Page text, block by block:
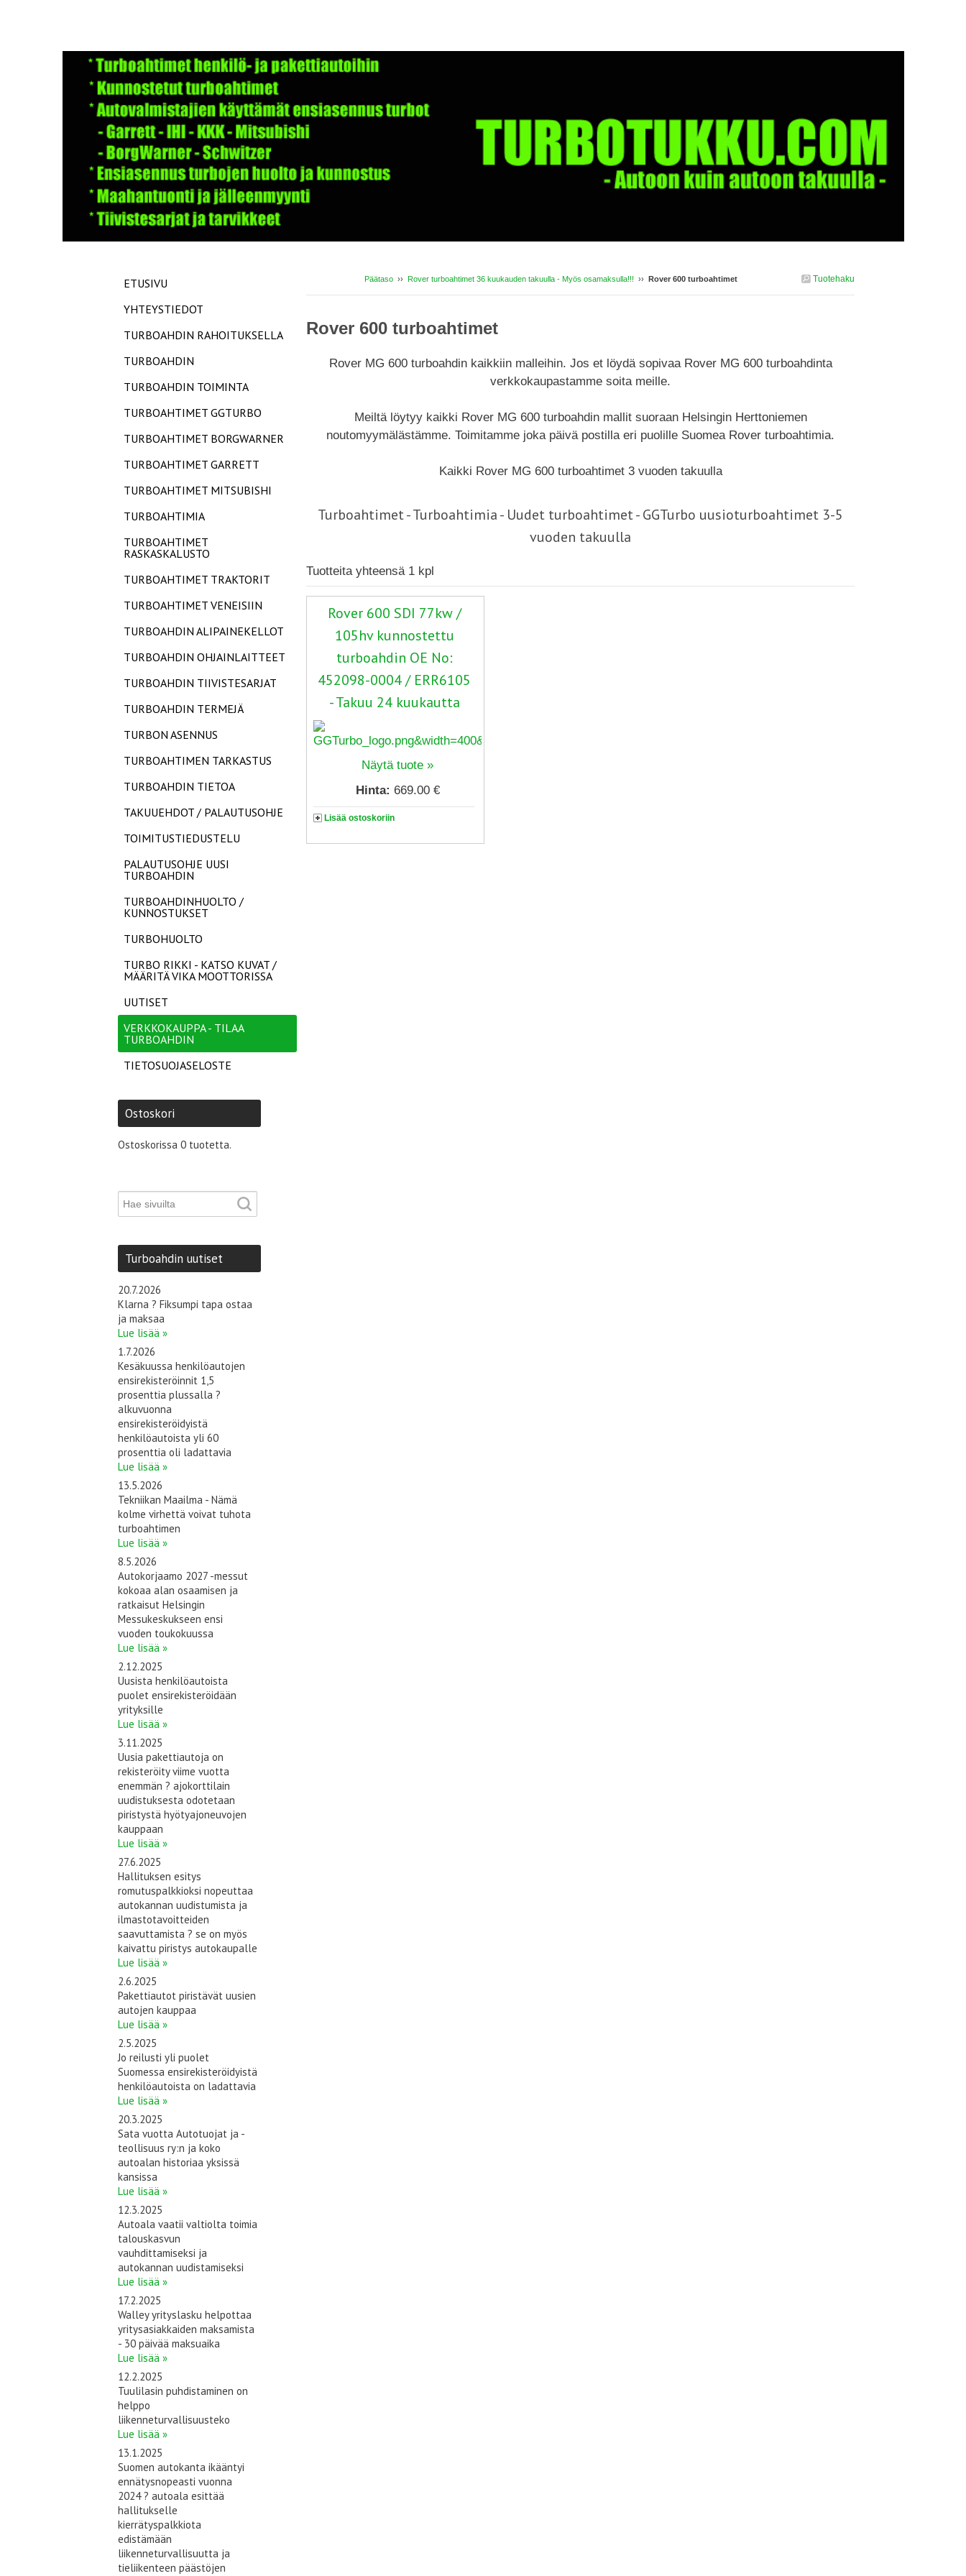
Tuotehaku
Päätaso ›› Rover turboahtimet 36 kuukauden takuulla - Myös osamaksulla!!! ›› Rover 600 turboahtimet
Rover 600 turboahtimet
Rover MG 600 turboahdin kaikkiin malleihin. Jos et löydä sopivaa Rover MG 600 turboahdinta
verkkokaupastamme soita meille.
Meiltä löytyy kaikki Rover MG 600 turboahdin mallit suoraan Helsingin Herttoniemen
noutomyymälästämme. Toimitamme joka päivä postilla eri puolille Suomea Rover turboahtimia.
Kaikki Rover MG 600 turboahtimet 3 vuoden takuulla
Turboahtimet - Turboahtimia - Uudet turboahtimet - GGTurbo uusioturboahtimet 3-5
vuoden takuulla
Tuotteita yhteensä 1 kpl
Rover 600 SDI 77kw /
105hv kunnostettu
turboahdin OE No:
452098-0004 / ERR6105
- Takuu 24 kuukautta
Näytä tuote »
Hinta: 669.00 €
Lisää ostoskoriin
ETUSIVU
YHTEYSTIEDOT
TURBOAHDIN RAHOITUKSELLA
TURBOAHDIN
TURBOAHDIN TOIMINTA
TURBOAHTIMET GGTURBO
TURBOAHTIMET BORGWARNER
TURBOAHTIMET GARRETT
TURBOAHTIMET MITSUBISHI
TURBOAHTIMIA
TURBOAHTIMET
RASKASKALUSTO
TURBOAHTIMET TRAKTORIT
TURBOAHTIMET VENEISIIN
TURBOAHDIN ALIPAINEKELLOT
TURBOAHDIN OHJAINLAITTEET
TURBOAHDIN TIIVISTESARJAT
TURBOAHDIN TERMEJÄ
TURBON ASENNUS
TURBOAHTIMEN TARKASTUS
TURBOAHDIN TIETOA
TAKUUEHDOT / PALAUTUSOHJE
TOIMITUSTIEDUSTELU
PALAUTUSOHJE UUSI
TURBOAHDIN
TURBOAHDINHUOLTO /
KUNNOSTUKSET
TURBOHUOLTO
TURBO RIKKI - KATSO KUVAT /
MÄÄRITÄ VIKA MOOTTORISSA
UUTISET
VERKKOKAUPPA - TILAA
TURBOAHDIN
TIETOSUOJASELOSTE
Ostoskori
Ostoskorissa 0 tuotetta.
Turboahdin uutiset
20.7.2026
Klarna ? Fiksumpi tapa ostaa
ja maksaa
Lue lisää »
1.7.2026
Kesäkuussa henkilöautojen
ensirekisteröinnit 1,5
prosenttia plussalla ?
alkuvuonna
ensirekisteröidyistä
henkilöautoista yli 60
prosenttia oli ladattavia
Lue lisää »
13.5.2026
Tekniikan Maailma - Nämä
kolme virhettä voivat tuhota
turboahtimen
Lue lisää »
8.5.2026
Autokorjaamo 2027 -messut
kokoaa alan osaamisen ja
ratkaisut Helsingin
Messukeskukseen ensi
vuoden toukokuussa
Lue lisää »
2.12.2025
Uusista henkilöautoista
puolet ensirekisteröidään
yrityksille
Lue lisää »
3.11.2025
Uusia pakettiautoja on
rekisteröity viime vuotta
enemmän ? ajokorttilain
uudistuksesta odotetaan
piristystä hyötyajoneuvojen
kauppaan
Lue lisää »
27.6.2025
Hallituksen esitys
romutuspalkkioksi nopeuttaa
autokannan uudistumista ja
ilmastotavoitteiden
saavuttamista ? se on myös
kaivattu piristys autokaupalle
Lue lisää »
2.6.2025
Pakettiautot piristävät uusien
autojen kauppaa
Lue lisää »
2.5.2025
Jo reilusti yli puolet
Suomessa ensirekisteröidyistä
henkilöautoista on ladattavia
Lue lisää »
20.3.2025
Sata vuotta Autotuojat ja -
teollisuus ry:n ja koko
autoalan historiaa yksissä
kansissa
Lue lisää »
12.3.2025
Autoala vaatii valtiolta toimia
talouskasvun
vauhdittamiseksi ja
autokannan uudistamiseksi
Lue lisää »
17.2.2025
Walley yrityslasku helpottaa
yritysasiakkaiden maksamista
- 30 päivää maksuaika
Lue lisää »
12.2.2025
Tuulilasin puhdistaminen on
helppo
liikenneturvallisuusteko
Lue lisää »
13.1.2025
Suomen autokanta ikääntyi
ennätysnopeasti vuonna
2024 ? autoala esittää
hallitukselle
kierrätyspalkkiota
edistämään
liikenneturvallisuutta ja
tieliikenteen päästöjen